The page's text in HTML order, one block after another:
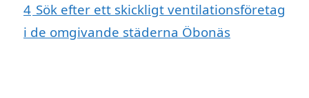
4 Sök efter ett skickligt ventilationsföretag
i de omgivande städerna Öbonäs